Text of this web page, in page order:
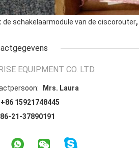
de schakelaarmodule van de ciscorouter,
EQUIPMENT CO. LTD.
Mrs. Laura
+86 15921748445
86-21-37890191